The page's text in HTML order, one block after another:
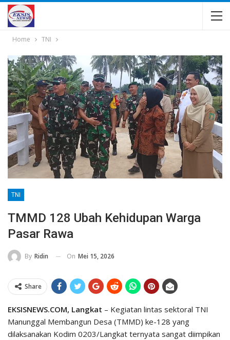
Home TNI
TNI
TMMD 128 Ubah Kehidupan Warga
Pasar Rawa
By Ridin On Mei 15, 2026
Share
EKSISNEWS.COM, Langkat – Kegiatan lintas sektoral TNI
Manunggal Membangun Desa (TMMD) ke-128 yang
dilaksanakan Kodim 0203/Langkat ternyata sangat diimpikan